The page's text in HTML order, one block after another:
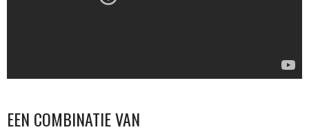
EEN COMBINATIE VAN